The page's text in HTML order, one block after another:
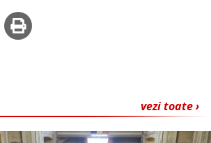
vezi toate ›